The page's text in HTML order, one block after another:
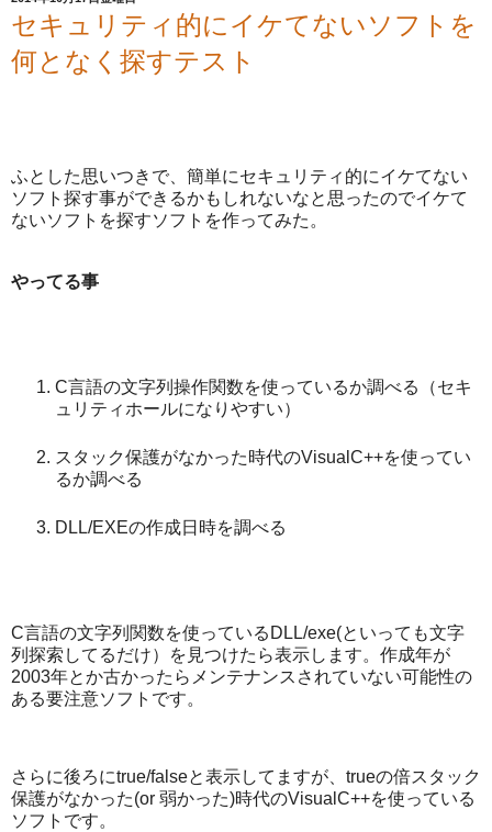
セキュリティ的にイケてないソフトを
何となく探すテスト
ふとした思いつきで、簡単にセキュリティ的にイケてない
ソフト探す事ができるかもしれないなと思ったのでイケて
ないソフトを探すソフトを作ってみた。
やってる事
C言語の文字列操作関数を使っているか調べる（セキ
ュリティホールになりやすい）
スタック保護がなかった時代のVisualC++を使ってい
るか調べる
DLL/EXEの作成日時を調べる
C言語の文字列関数を使っているDLL/exe(といっても文字
列探索してるだけ）を見つけたら表示します。作成年が
2003年とか古かったらメンテナンスされていない可能性の
ある要注意ソフトです。
さらに後ろにtrue/falseと表示してますが、trueの倍スタック
保護がなかった(or 弱かった)時代のVisualC++を使っている
ソフトです。